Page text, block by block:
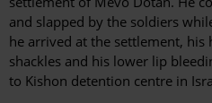
and slapped by the soldiers
he arrived at the settlement,
shackles and his lower lip
to Kishon detention centre in